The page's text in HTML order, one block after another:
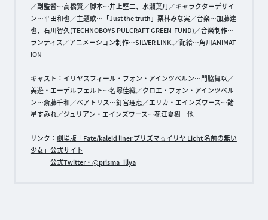
／副監督…高橋賢／脚本…井上堅二、水瀬葉月／キャラクターデザイ
ン…平田和也／主題歌…「Just the truth」栗林みな実／音楽…加藤達
也、石川智久(TECHNOBOYS PULCRAFT GREEN-FUND)／音楽制作…
ランティス／アニメーション制作…SILVER LINK.／配給…角川ANIMAT
ION
キャスト：イリヤスフィール・フォン・アインツベルン…門脇舞以／
美遊・エーデルフェルト…名塚佳織／クロエ・フォン・アインツベル
ン…斎藤千和／ベアトリス…釘宮理恵／エリカ・エインズワース…諸
星すみれ／ジュリアン・エインズワース…花江夏樹 他
リンク： 劇場版「Fate/kaleid liner プリズマ☆イリヤ Licht 名前の無い
少女」公式サイト
公式Twitter・@prisma_illya